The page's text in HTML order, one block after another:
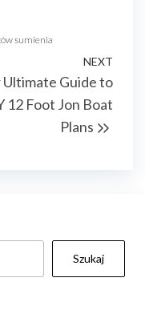
sumienia
Post
NEXT
Ultimate Guide to
12 Foot Jon Boat
Plans
Szukaj